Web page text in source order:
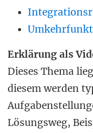
Erklärung als
Dieses Thema
diesem werden
Lösungsweg,